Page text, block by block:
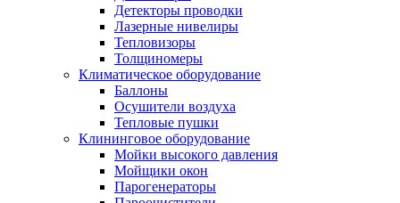
Детекторы проводки
Лазерные нивелиры
Тепловизоры
Толщиномеры
Климатическое оборудование
Баллоны
Осушители воздуха
Тепловые пушки
Клининговое оборудование
Мойки высокого давления
Мойщики окон
Парогенераторы